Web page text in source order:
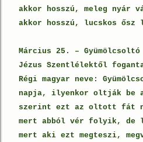
akkor hosszú, meleg nyár
akkor hosszú, lucskos ősz
Március 25. – Gyümölcsoltó
Jézus Szentlélektől
Régi magyar neve:
napja, ilyenkor oltják be
szerint ezt az oltott fát
mert abból vér folyik, de
mert aki ezt megteszi,